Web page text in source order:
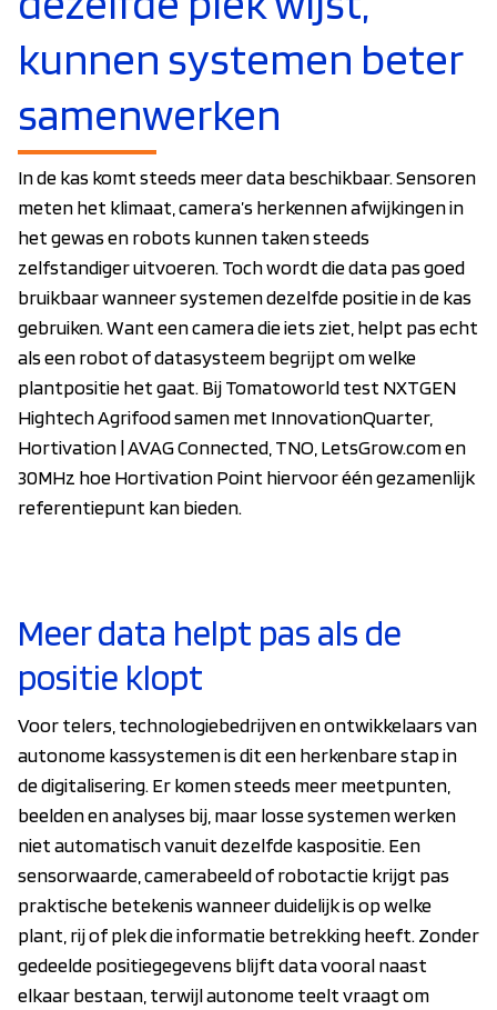
kunnen systemen beter
samenwerken
In de kas komt steeds meer data beschikbaar. Sensoren
meten het klimaat, camera’s herkennen afwijkingen in
het gewas en robots kunnen taken steeds
zelfstandiger uitvoeren. Toch wordt die data pas goed
bruikbaar wanneer systemen dezelfde positie in de kas
gebruiken. Want een camera die iets ziet, helpt pas echt
als een robot of datasysteem begrijpt om welke
plantpositie het gaat. Bij Tomatoworld test NXTGEN
Hightech Agrifood samen met InnovationQuarter,
Hortivation | AVAG Connected, TNO, LetsGrow.com en
30MHz hoe Hortivation Point hiervoor één gezamenlijk
referentiepunt kan bieden.
Meer data helpt pas als de
positie klopt
Voor telers, technologiebedrijven en ontwikkelaars van
autonome kassystemen is dit een herkenbare stap in
de digitalisering. Er komen steeds meer meetpunten,
beelden en analyses bij, maar losse systemen werken
niet automatisch vanuit dezelfde kaspositie. Een
sensorwaarde, camerabeeld of robotactie krijgt pas
praktische betekenis wanneer duidelijk is op welke
plant, rij of plek die informatie betrekking heeft. Zonder
gedeelde positiegegevens blijft data vooral naast
elkaar bestaan, terwijl autonome teelt vraagt om